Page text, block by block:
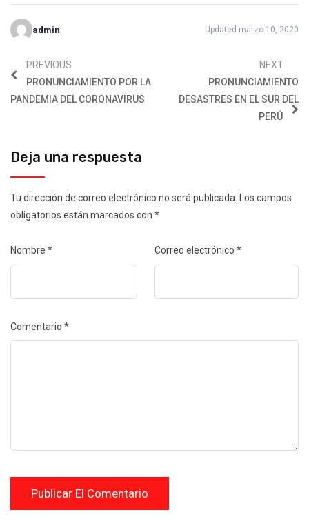
admin Updated marzo 10, 2020
PREVIOUS
PRONUNCIAMIENTO POR LA
PANDEMIA DEL CORONAVIRUS
NEXT
PRONUNCIAMIENTO
DESASTRES EN EL SUR DEL
PERÚ
Deja una respuesta
Tu dirección de correo electrónico no será publicada.
Los campos
obligatorios están marcados con *
Nombre * Correo electrónico *
Comentario *